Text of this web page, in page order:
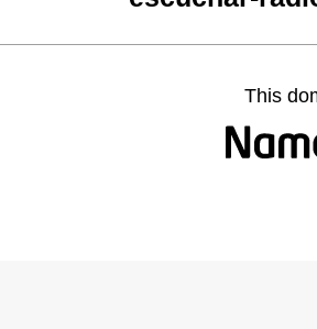
This